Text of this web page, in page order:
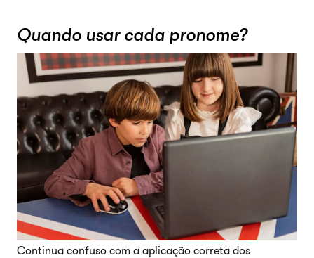
Quando usar cada pronome?
Continua confuso com a aplicação correta dos